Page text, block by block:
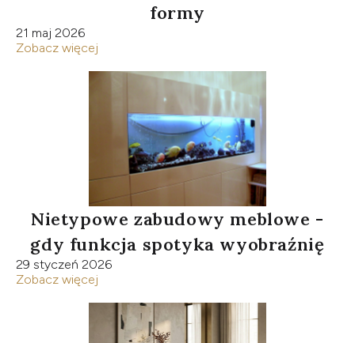
formy
21 maj 2026
Zobacz więcej
Nietypowe zabudowy meblowe -
gdy funkcja spotyka wyobraźnię
29 styczeń 2026
Zobacz więcej